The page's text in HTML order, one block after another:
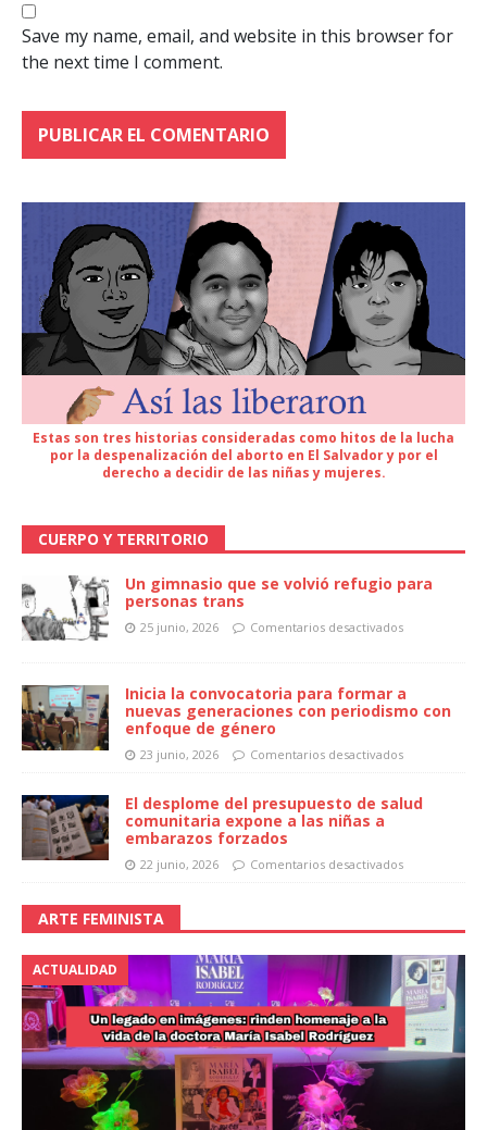
Save my name, email, and website in this browser for
the next time I comment.
Estas son tres historias consideradas como hitos de la lucha
por la despenalización del aborto en El Salvador y por el
derecho a decidir de las niñas y mujeres.
CUERPO Y TERRITORIO
Un gimnasio que se volvió refugio para
personas trans
25 junio, 2026 Comentarios desactivados
Inicia la convocatoria para formar a
nuevas generaciones con periodismo con
enfoque de género
23 junio, 2026 Comentarios desactivados
El desplome del presupuesto de salud
comunitaria expone a las niñas a
embarazos forzados
22 junio, 2026 Comentarios desactivados
ARTE FEMINISTA
ACTUALIDAD